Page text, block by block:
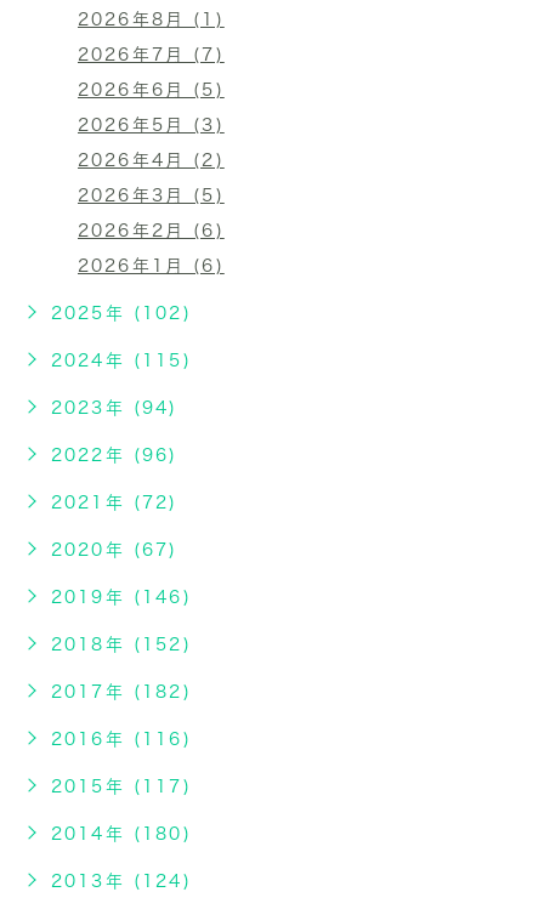
2026年8月 (1)
2026年7月 (7)
2026年6月 (5)
2026年5月 (3)
2026年4月 (2)
2026年3月 (5)
2026年2月 (6)
2026年1月 (6)
2025年 (102)
2024年 (115)
2023年 (94)
2022年 (96)
2021年 (72)
2020年 (67)
2019年 (146)
2018年 (152)
2017年 (182)
2016年 (116)
2015年 (117)
2014年 (180)
2013年 (124)